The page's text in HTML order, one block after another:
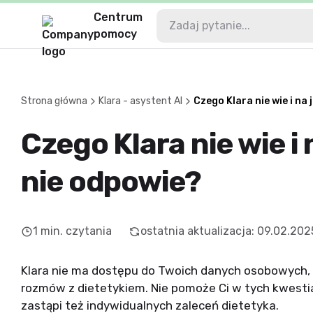
Centrum
pomocy
Strona główna Klara - asystent AI Czego Klara nie wie i
Czego Klara nie wie
nie odpowie?
1 min. czytania ostatnia aktualizacja:
Klara nie ma dostępu do Twoich danych
rozmów z dietetykiem. Nie pomoże Ci w tych
zastąpi też indywidualnych zaleceń dietetyka.